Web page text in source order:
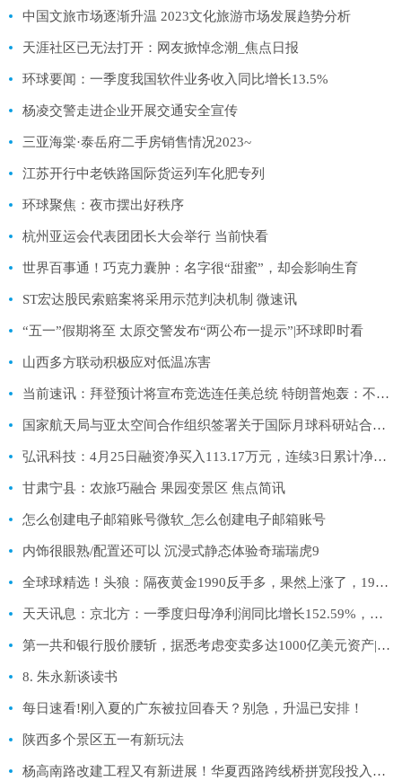
中国文旅市场逐渐升温 2023文化旅游市场发展趋势分析
天涯社区已无法打开：网友掀悼念潮_焦点日报
环球要闻：一季度我国软件业务收入同比增长13.5%
杨凌交警走进企业开展交通安全宣传
三亚海棠·泰岳府二手房销售情况2023~
江苏开行中老铁路国际货运列车化肥专列
环球聚焦：夜市摆出好秩序
杭州亚运会代表团团长大会举行 当前快看
世界百事通！巧克力囊肿：名字很“甜蜜”，却会影响生育
ST宏达股民索赔案将采用示范判决机制 微速讯
“五一”假期将至 太原交警发布“两公布一提示”|环球即时看
山西多方联动积极应对低温冻害
当前速讯：拜登预计将宣布竞选连任美总统 特朗普炮轰：不可想象！
国家航天局与亚太空间合作组织签署关于国际月球科研站合作联合声明
弘讯科技：4月25日融资净买入113.17万元，连续3日累计净买入825.64万元|环球实时
甘肃宁县：农旅巧融合 果园变景区 焦点简讯
怎么创建电子邮箱账号微软_怎么创建电子邮箱账号
内饰很眼熟/配置还可以 沉浸式静态体验奇瑞瑞虎9
全球球精选！头狼：隔夜黄金1990反手多，果然上涨了，1994继续多
天天讯息：京北方：一季度归母净利润同比增长152.59%，今年经营全面恢复正常
第一共和银行股价腰斩，据悉考虑变卖多达1000亿美元资产|环球头条
8. 朱永新谈读书
每日速看!刚入夏的广东被拉回春天？别急，升温已安排！
陕西多个景区五一有新玩法
杨高南路改建工程又有新进展！华夏西路跨线桥拼宽段投入使用